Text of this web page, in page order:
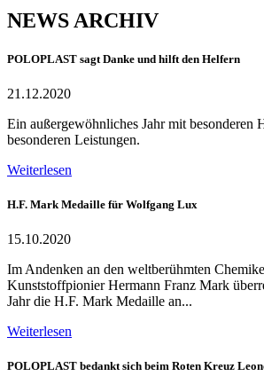
NEWS ARCHIV
POLOPLAST sagt Danke und hilft den Helfern
21.12.2020
Ein außergewöhnliches Jahr mit besonderen
besonderen Leistungen.
Weiterlesen
H.F. Mark Medaille für Wolfgang Lux
15.10.2020
Im Andenken an den weltberühmten
Kunststoffpionier Hermann Franz Mark
Jahr die H.F. Mark Medaille an...
Weiterlesen
POLOPLAST bedankt sich beim Roten Kreuz